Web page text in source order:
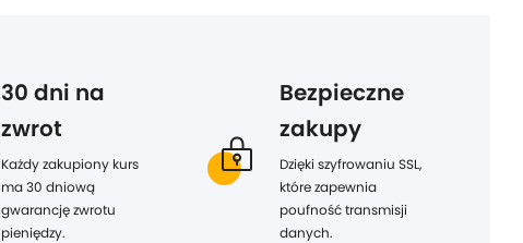
30 dni na
zwrot
Każdy zakupiony kurs
ma 30 dniową
gwarancję zwrotu
pieniędzy.
Bezpieczne
zakupy
Dzięki szyfrowaniu SSL,
które zapewnia
poufność transmisji
danych.